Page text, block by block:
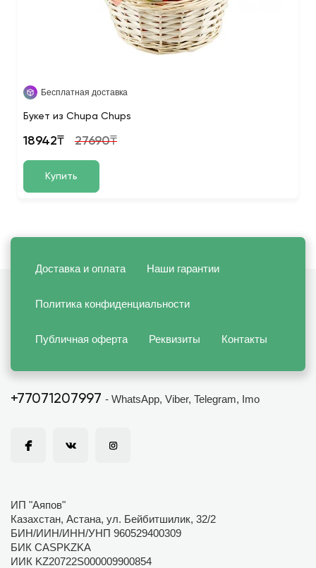
Бесплатная доставка
Букет из Chupa Chups
18942₸ 27690₸
Купить
Доставка и оплата Наши гарантии
Политика конфиденциальности
Публичная оферта Реквизиты Контакты
+77071207997 - WhatsApp, Viber, Telegram, Imo
ИП "Аяпов"
Казахстан, Астана, ул. Бейбитшилик, 32/2
БИН/ИИН/ИНН/УНП 960529400309
БИК CASPKZKA
ИИК KZ20722S000009900854